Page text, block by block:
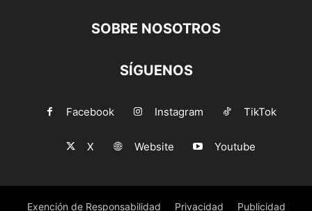
SOBRE NOSOTROS
SÍGUENOS
Facebook Instagram TikTok
X Website Youtube
Exención de Responsabilidad Privacidad Publicidad